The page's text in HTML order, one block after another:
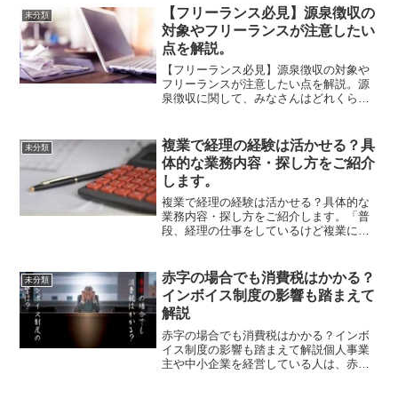
請の期限が設けられていることをご存知
だったでしょうか？...
未分類
【フリーランス必見】源泉徴収の
対象やフリーランスが注意したい
点を解説。
【フリーランス必見】源泉徴収の対象や
フリーランスが注意したい点を解説。源
泉徴収に関して、みなさんはどれくらい
や個人事業主の方も源泉徴収の対象にな
る場合があります。そのた...
未分類
複業で経理の経験は活かせる？具
体的な業務内容・探し方をご紹介
します。
複業で経理の経験は活かせる？具体的な
業務内容・探し方をご紹介します。「普
段、経理の仕事をしているけど複業に活
の？」結論、経理の経験は複業にも活か
すことができ、様々な方法で複...
未分類
赤字の場合でも消費税はかかる？
インボイス制度の影響も踏まえて
解説
赤字の場合でも消費税はかかる？インボ
イス制度の影響も踏まえて解説個人事業
主や中小企業を経営している人は、赤字